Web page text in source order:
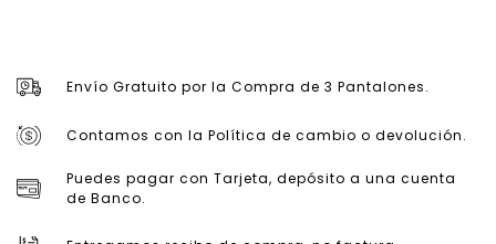
Envío Gratuito por la Compra de 3 Pantalones.
Contamos con la Política de cambio o devolución.
Puedes pagar con Tarjeta, depósito a una cuenta
de Banco.